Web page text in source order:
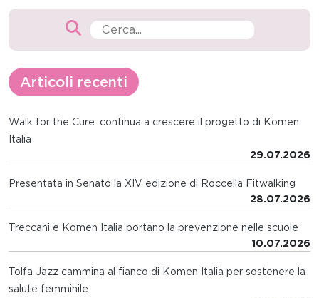
Articoli recenti
Walk for the Cure: continua a crescere il progetto di Komen
Italia
29.07.2026
Presentata in Senato la XIV edizione di Roccella Fitwalking
28.07.2026
Treccani e Komen Italia portano la prevenzione nelle scuole
10.07.2026
Tolfa Jazz cammina al fianco di Komen Italia per sostenere la
salute femminile